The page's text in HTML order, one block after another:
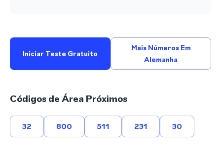
Iniciar Teste Gratuito
Mais Números Em
Alemanha
Códigos de Área Próximos
32 800 511 231 30